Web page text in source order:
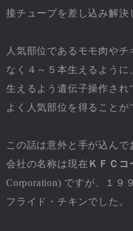
接チューブを差し込み解決
人気部位であるモモ肉や
なく４～５本生えるよう
生えるよう遺伝子操作さ
よく人気部位を得ることが
この話は意外と手が込ん
会社の名称は現在 ＫＦＣコ
Corporation) ですが、１９
フライド・チキンでした。